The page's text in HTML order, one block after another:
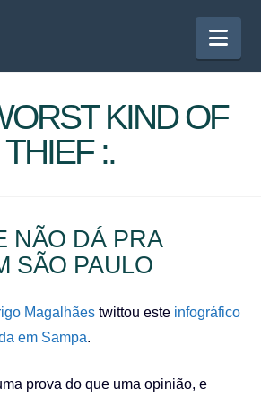
KIND OF
THIEF :.
NÃO DÁ PRA
SÃO PAULO
Magalhães twittou este infográfico
em Sampa.
prova do que uma opinião, e